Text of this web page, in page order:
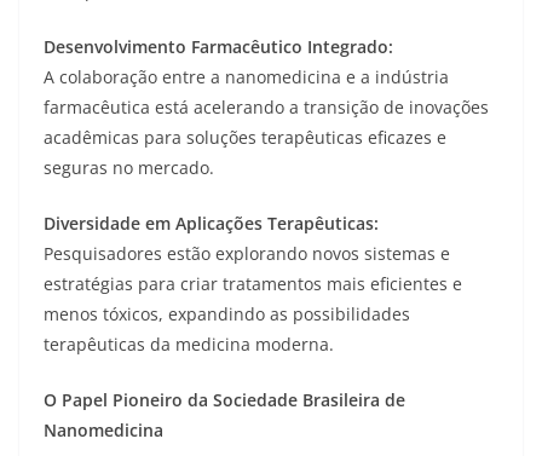
Desenvolvimento Farmacêutico Integrado:
A colaboração entre a nanomedicina e a indústria
farmacêutica está acelerando a transição de inovações
acadêmicas para soluções terapêuticas eficazes e
seguras no mercado.
Diversidade em Aplicações Terapêuticas:
Pesquisadores estão explorando novos sistemas e
estratégias para criar tratamentos mais eficientes e
menos tóxicos, expandindo as possibilidades
terapêuticas da medicina moderna.
O Papel Pioneiro da Sociedade Brasileira de
Nanomedicina